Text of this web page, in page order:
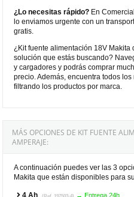
¿Lo necesitas rápido? En
lo enviamos urgente con un
gratis.
¿Kit fuente alimentación 18V Makita
solución que estás buscando?
y cargadores y podrás comprar
precio. Además, encuentra todos
filtrando los productos por marca.
MÁS OPCIONES DE KIT FUENTE
AMPERAJE:
A continuación puedes ver las 3
Makita que están disponibles para
4 Ah (Ref. 197503-4) → Entrega 24h